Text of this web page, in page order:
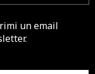
un email